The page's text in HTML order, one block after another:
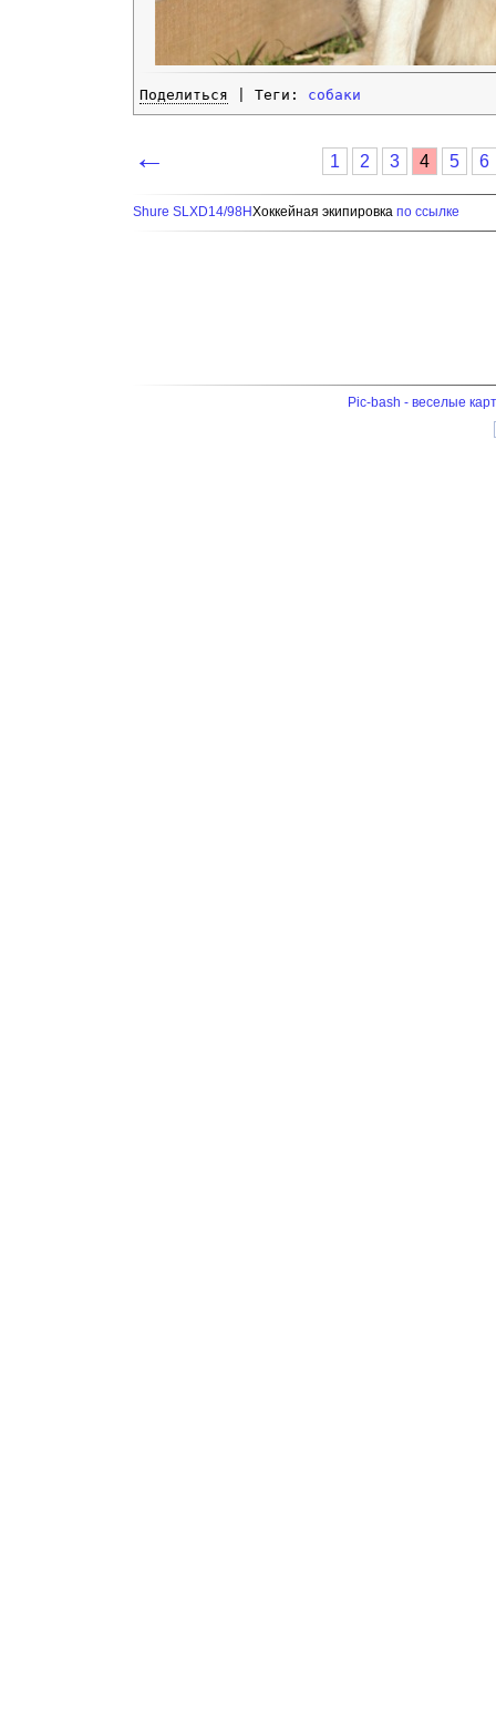
Поделиться | Теги: собаки
← 1 2 3 4 5 6
Shure SLXD14/98HХоккейная экипировка по ссылке
Pic-bash - веселые